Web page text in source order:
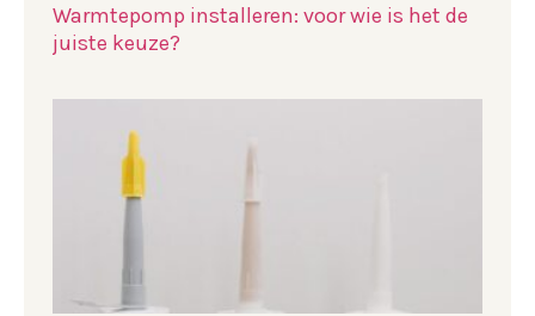
Warmtepomp installeren: voor wie is het de
juiste keuze?